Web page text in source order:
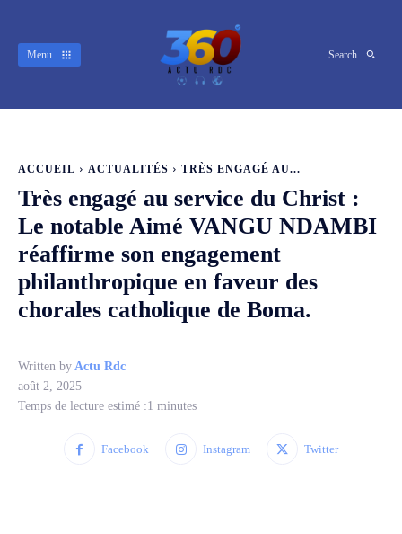
Menu Search
ACCUEIL ACTUALITÉS TRÈS ENGAGÉ AU...
Très engagé au service du Christ :
Le notable Aimé VANGU NDAMBI
réaffirme son engagement
philanthropique en faveur des
chorales catholique de Boma.
Written by Actu Rdc
août 2, 2025
Temps de lecture estimé :1 minutes
Facebook Instagram Twitter